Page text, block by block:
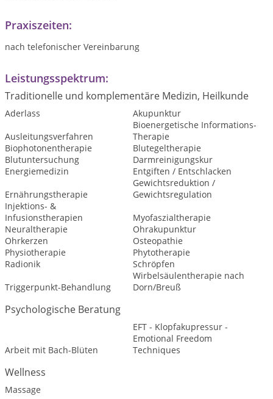
Praxiszeiten:
nach telefonischer Vereinbarung
Leistungsspektrum:
Traditionelle und komplementäre Medizin, Heilkunde
Aderlass
Akupunktur
Ausleitungsverfahren
Bioenergetische Informations-
Therapie
Biophotonentherapie
Blutegeltherapie
Blutuntersuchung
Darmreinigungskur
Energiemedizin
Entgiften / Entschlacken
Ernährungstherapie
Gewichtsreduktion /
Gewichtsregulation
Injektions- &
Infusionstherapien
Myofaszialtherapie
Neuraltherapie
Ohrakupunktur
Ohrkerzen
Osteopathie
Physiotherapie
Phytotherapie
Radionik
Schröpfen
Triggerpunkt-Behandlung
Wirbelsäulentherapie nach
Dorn/Breuß
Psychologische Beratung
Arbeit mit Bach-Blüten
EFT - Klopfakupressur -
Emotional Freedom
Techniques
Wellness
Massage